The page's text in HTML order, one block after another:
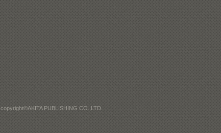
copyright©AKITA PUBLISHING CO.,LTD.